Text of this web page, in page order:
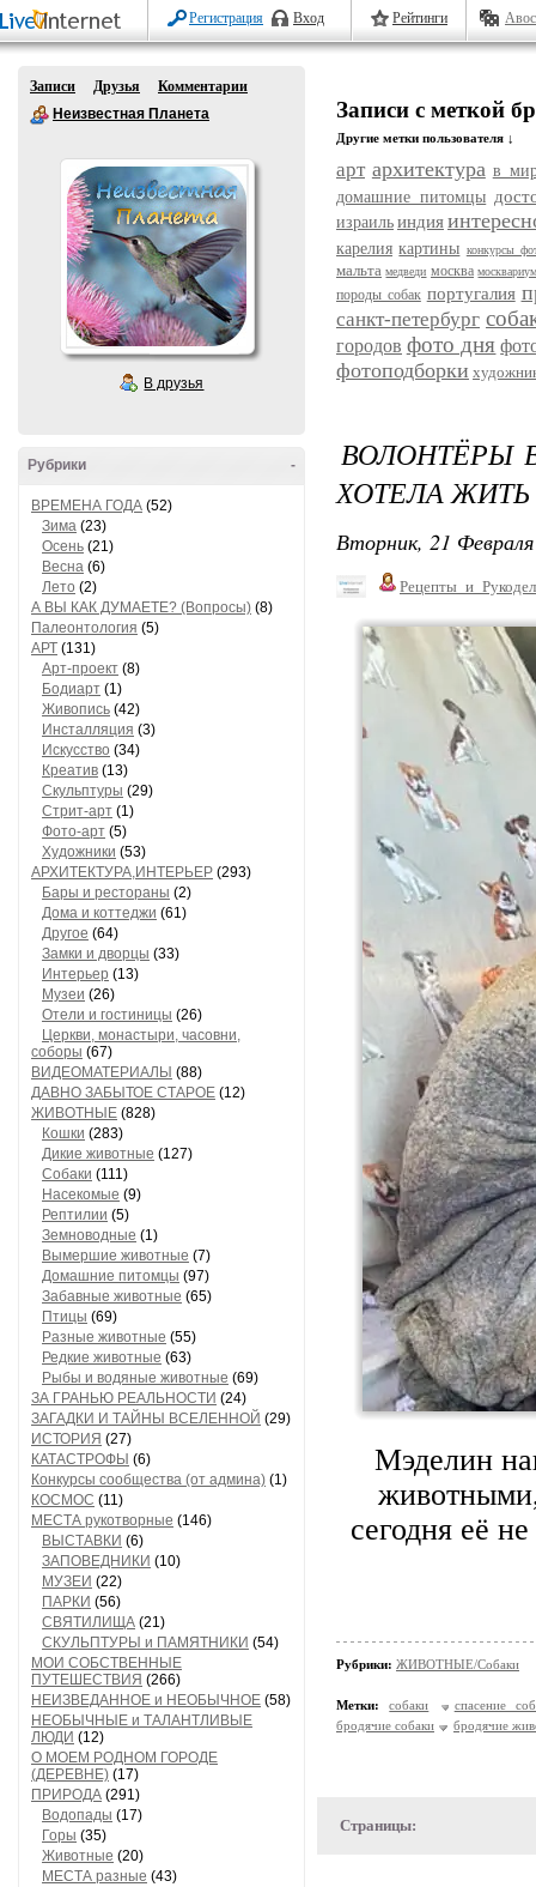
Регистрация Вход Рейтинги
Записи Друзья
Комментарии
Неизвестная Планета
В друзья
-
Рубрики
ВРЕМЕНА ГОДА (52)
Зима (23)
Осень (21)
Весна (6)
Лето (2)
А ВЫ КАК ДУМАЕТЕ? (Вопросы) (8)
Палеонтология (5)
АРТ (131)
Арт-проект (8)
Бодиарт (1)
Живопись (42)
Инсталляция (3)
Искусство (34)
Креатив (13)
Скульптуры (29)
Стрит-арт (1)
Фото-арт (5)
Художники (53)
АРХИТЕКТУРА,ИНТЕРЬЕР (293)
Бары и рестораны (2)
Дома и коттеджи (61)
Другое (64)
Замки и дворцы (33)
Интерьер (13)
Музеи (26)
Отели и гостиницы (26)
Церкви, монастыри, часовни,
соборы (67)
ВИДЕОМАТЕРИАЛЫ (88)
ДАВНО ЗАБЫТОЕ СТАРОЕ (12)
ЖИВОТНЫЕ (828)
Кошки (283)
Дикие животные (127)
Собаки (111)
Насекомые (9)
Рептилии (5)
Земноводные (1)
Вымершие животные (7)
Домашние питомцы (97)
Забавные животные (65)
Птицы (69)
Разные животные (55)
Редкие животные (63)
Рыбы и водяные животные (69)
ЗА ГРАНЬЮ РЕАЛЬНОСТИ (24)
ЗАГАДКИ И ТАЙНЫ ВСЕЛЕННОЙ (29)
ИСТОРИЯ (27)
КАТАСТРОФЫ (6)
Конкурсы сообщества (от админа) (1)
КОСМОС (11)
МЕСТА рукотворные (146)
ВЫСТАВКИ (6)
ЗАПОВЕДНИКИ (10)
МУЗЕИ (22)
ПАРКИ (56)
СВЯТИЛИЩА (21)
СКУЛЬПТУРЫ и ПАМЯТНИКИ (54)
МОИ СОБСТВЕННЫЕ
ПУТЕШЕСТВИЯ (266)
НЕИЗВЕДАННОЕ и НЕОБЫЧНОЕ (58)
НЕОБЫЧНЫЕ и ТАЛАНТЛИВЫЕ
ЛЮДИ (12)
О МОЕМ РОДНОМ ГОРОДЕ
(ДЕРЕВНЕ) (17)
ПРИРОДА (291)
Водопады (17)
Горы (35)
Животные (20)
МЕСТА разные (43)
Записи с меткой
Другие метки пользователя ↓
арт архитектура в
домашние питомцы
израиль индия
карелия картины конкурсы
мальта медведи москва
породы собак португалия
санкт-петербург
городов фото дня
фотоподборки
ВОЛОНТЁРЫ
ХОТЕЛА
Вторник, 21
Мэделин
сегодня её
Рубрики: ЖИВОТНЫЕ/Собаки
Метки: собаки
спасение
бродячие собаки
бродячие
Страницы: